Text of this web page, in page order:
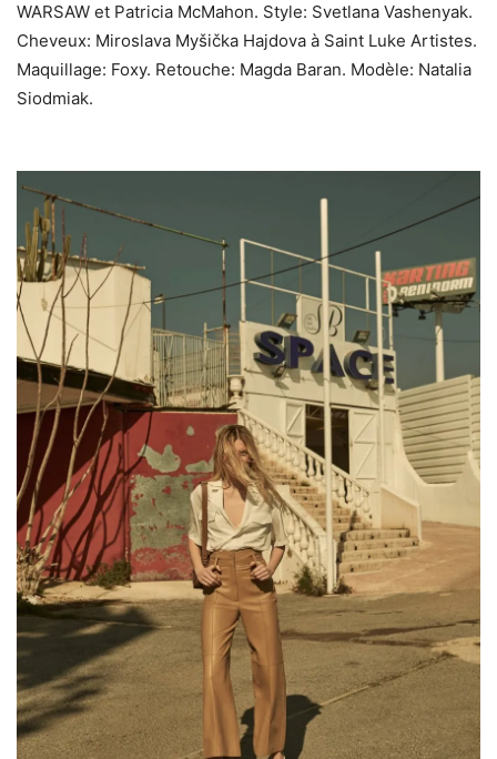
WARSAW et Patricia McMahon. Style: Svetlana Vashenyak.
Cheveux: Miroslava Myšička Hajdova à Saint Luke Artistes.
Maquillage: Foxy. Retouche: Magda Baran. Modèle: Natalia
Siodmiak.